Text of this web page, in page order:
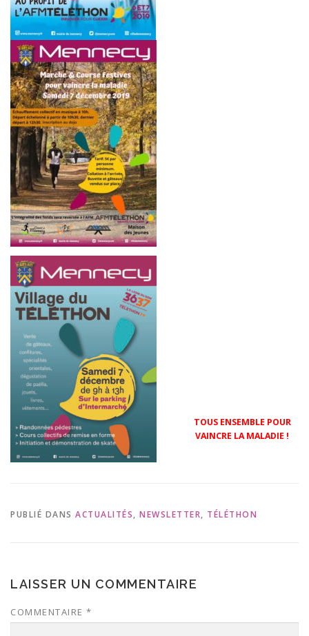
TOUS ENSEMBLE POUR
VAINCRE LA MALADIE !
PUBLIÉ DANS ACTUALITÉS, NEWSLETTER, TÉLÉTHON
LAISSER UN COMMENTAIRE
COMMENTAIRE *